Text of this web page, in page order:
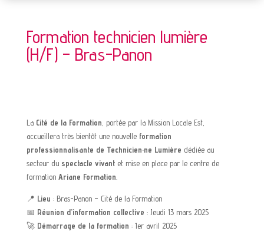
Formation technicien lumière
(H/F) – Bras-Panon
La Cité de la Formation , portée par la Mission Locale Est,
accueillera très bientôt une nouvelle formation
professionnalisante de Technicien·ne Lumière dédiée au
secteur du spectacle vivant et mise en place par le centre de
formationAriane Formation
📍 Lieu : Bras-Panon – Cité de la Formation
📅 Réunion d’information collective : Jeudi 13 mars 2025
🚀 Démarrage de la formation : 1er avril 2025